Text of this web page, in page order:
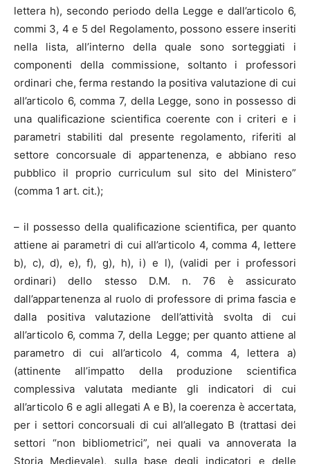
lettera h), secondo periodo della Legge e dall’articolo 6,
commi 3, 4 e 5 del Regolamento, possono essere inseriti
nella lista, all’interno della quale sono sorteggiati i
componenti della commissione, soltanto i professori
ordinari che, ferma restando la positiva valutazione di cui
all’articolo 6, comma 7, della Legge, sono in possesso di
una qualificazione scientifica coerente con i criteri e i
parametri stabiliti dal presente regolamento, riferiti al
settore concorsuale di appartenenza, e abbiano reso
pubblico il proprio curriculum sul sito del Ministero”
(comma 1 art. cit.);
– il possesso della qualificazione scientifica, per quanto
attiene ai parametri di cui all’articolo 4, comma 4, lettere
b), c), d), e), f), g), h), i) e l), (validi per i professori
ordinari) dello stesso D.M. n. 76 è assicurato
dall’appartenenza al ruolo di professore di prima fascia e
dalla positiva valutazione dell’attività svolta di cui
all’articolo 6, comma 7, della Legge; per quanto attiene al
parametro di cui all’articolo 4, comma 4, lettera a)
(attinente all’impatto della produzione scientifica
complessiva valutata mediante gli indicatori di cui
all’articolo 6 e agli allegati A e B), la coerenza è accertata,
per i settori concorsuali di cui all’allegato B (trattasi dei
settori “non bibliometrici”, nei quali va annoverata la
Storia Medievale), sulla base degli indicatori e delle